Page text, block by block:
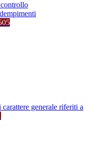
generale riferiti a